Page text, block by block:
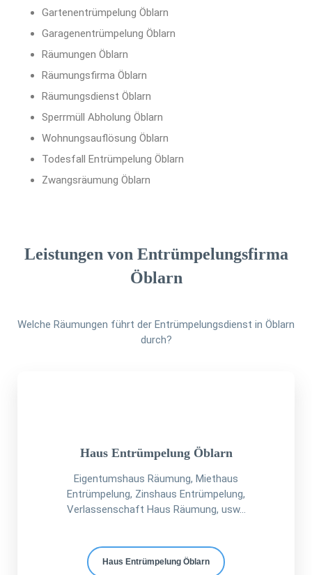
Gartenentrümpelung Öblarn
Garagenentrümpelung Öblarn
Räumungen Öblarn
Räumungsfirma Öblarn
Räumungsdienst Öblarn
Sperrmüll Abholung Öblarn
Wohnungsauflösung Öblarn
Todesfall Entrümpelung Öblarn
Zwangsräumung Öblarn
Leistungen von Entrümpelungsfirma
Öblarn
Welche Räumungen führt der Entrümpelungsdienst in Öblarn
durch?
Haus Entrümpelung Öblarn
Eigentumshaus Räumung, Miethaus
Entrümpelung, Zinshaus Entrümpelung,
Verlassenschaft Haus Räumung, usw...
Haus Entrümpelung Öblarn